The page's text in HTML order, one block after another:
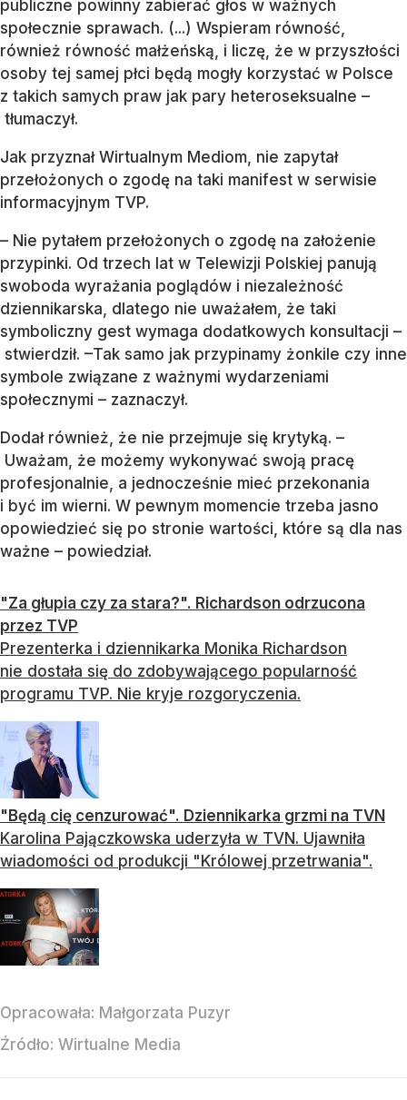
publiczne powinny zabierać głos w ważnych
społecznie sprawach. (...) Wspieram równość,
również równość małżeńską, i liczę, że w przyszłości
osoby tej samej płci będą mogły korzystać w Polsce
z takich samych praw jak pary heteroseksualne –
tłumaczył.
Jak przyznał Wirtualnym Mediom, nie zapytał
przełożonych o zgodę na taki manifest w serwisie
informacyjnym TVP.
– Nie pytałem przełożonych o zgodę na założenie
przypinki. Od trzech lat w Telewizji Polskiej panują
swoboda wyrażania poglądów i niezależność
dziennikarska, dlatego nie uważałem, że taki
symboliczny gest wymaga dodatkowych konsultacji –
stwierdził. –Tak samo jak przypinamy żonkile czy inne
symbole związane z ważnymi wydarzeniami
społecznymi – zaznaczył.
Dodał również, że nie przejmuje się krytyką. –
Uważam, że możemy wykonywać swoją pracę
profesjonalnie, a jednocześnie mieć przekonania
i być im wierni. W pewnym momencie trzeba jasno
opowiedzieć się po stronie wartości, które są dla nas
ważne – powiedział.
"Za głupia czy za stara?". Richardson odrzucona
przez TVP
Prezenterka i dziennikarka Monika Richardson
nie dostała się do zdobywającego popularność
programu TVP. Nie kryje rozgoryczenia.
"Będą cię cenzurować". Dziennikarka grzmi na TVN
Karolina Pajączkowska uderzyła w TVN. Ujawniła
wiadomości od produkcji "Królowej przetrwania".
Opracowała: Małgorzata Puzyr
Źródło: Wirtualne Media